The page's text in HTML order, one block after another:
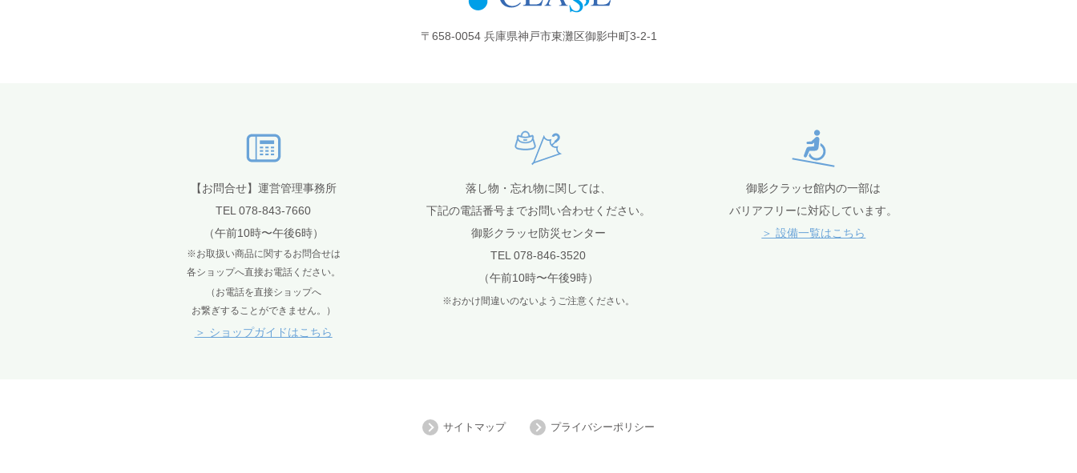
〒658-0054 兵庫県神戸市東灘区御影中町3-2-1
【お問合せ】運営管理事務所
TEL 078-843-7660
（午前10時〜午後6時）
※お取扱い商品に関するお問合せは
各ショップへ直接お電話ください。
（お電話を直接ショップへ
お繋ぎすることができません。）
＞ ショップガイドはこちら
落し物・忘れ物に関しては、
下記の電話番号までお問い合わせください。
御影クラッセ防災センター
TEL 078-846-3520
（午前10時〜午後9時）
※おかけ間違いのないようご注意ください。
御影クラッセ館内の一部は
バリアフリーに対応しています。
＞ 設備一覧はこちら
サイトマップ プライバシーポリシー